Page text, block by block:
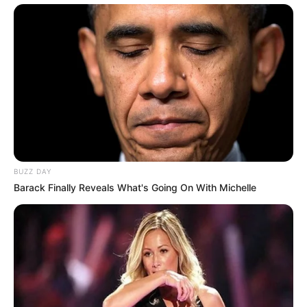
Regensburg.
Urlaubsorte in Bayern:
Hier stellen wir die schönsten Urlaubs- und Ferienorte in
Allgäu, imBayerischen Wald , in der
Fränkischen Schweiz, in derRhönund imAltmühltal
Weitere empfehlenswerte Urlaubsregionen in
Bayern:
Auch dasFichtelgebirge , derFrankenwald
, der
Steigerwald
und das Fränkische Seenland
Urlaubsgebiete mit zahlreichen Angeboten und
Möglichkeiten zur Erholung und Entspannung.
BUZZ DAY
Barack Finally Reveals What's Going On With Michelle